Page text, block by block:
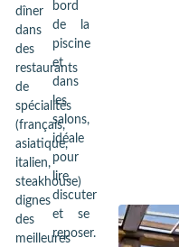
dîner
dans
des
restaurants
de
spécialités
(français,
asiatique,
italien,
steakhouse)
dignes
des
meilleures
bord
de la
piscine
et
dans
les
salons,
idéale
pour
lire,
discuter
et se
reposer.